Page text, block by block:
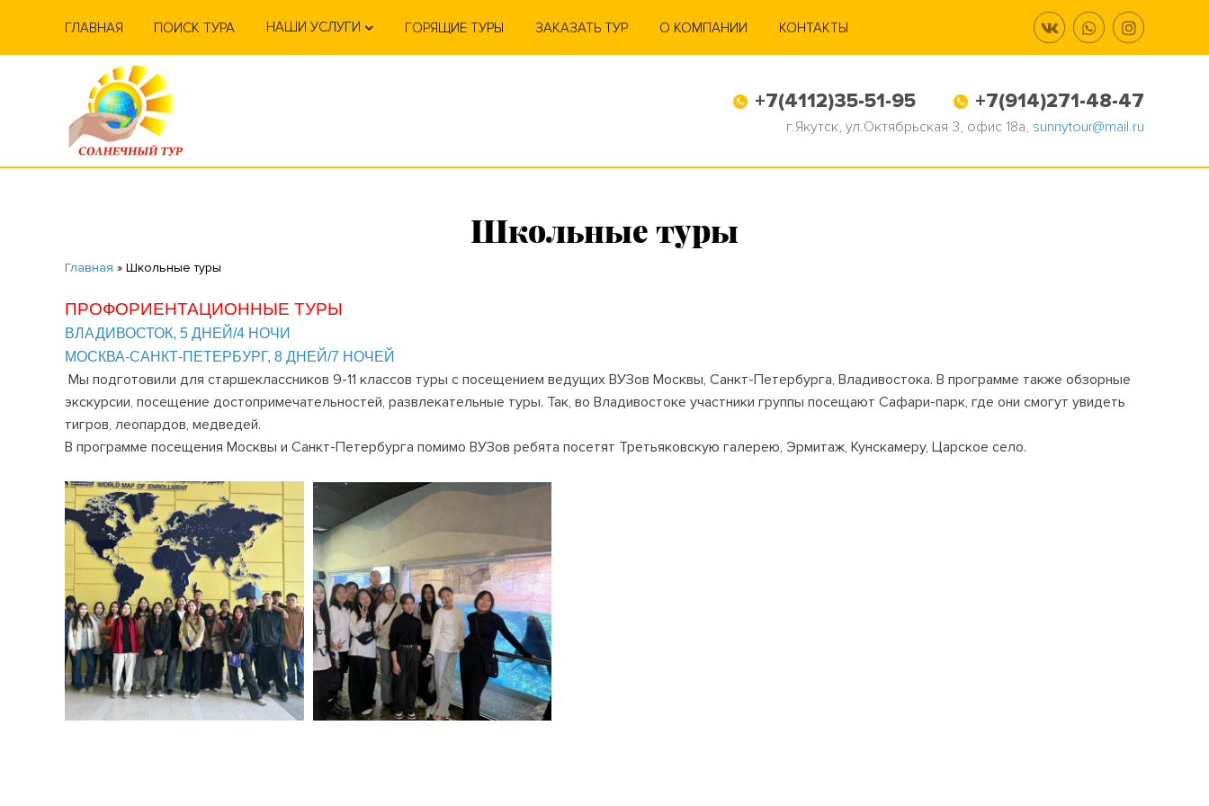
ГЛАВНАЯ ПОИСК ТУРА НАШИ УСЛУГИ ГОРЯЩИЕ ТУРЫ ЗАКАЗАТЬ ТУР О КОМПАНИИ КОНТАКТЫ
+7(4112)35-51-95 +7(914)271-48-47
г.Якутск, ул.Октябрьская 3, офис 18а, sunnytour@mail.ru
Школьные туры
Главная » Школьные туры
ПРОФОРИЕНТАЦИОННЫЕ ТУРЫ
ВЛАДИВОСТОК, 5 ДНЕЙ/4 НОЧИ
МОСКВА-САНКТ-ПЕТЕРБУРГ, 8 ДНЕЙ/7 НОЧЕЙ
Мы подготовили для старшеклассников 9-11 классов туры с посещением ведущих ВУЗов Москвы, Санкт-Петербурга, Владивостока. В программе также обзорные
экскурсии, посещение достопримечательностей, развлекательные туры. Так, во Владивостоке участники группы посещают Сафари-парк, где они смогут увидеть
тигров, леопардов, медведей.
В программе посещения Москвы и Санкт-Петербурга помимо ВУЗов ребята посетят Третьяковскую галерею, Эрмитаж, Кунскамеру, Царское село.